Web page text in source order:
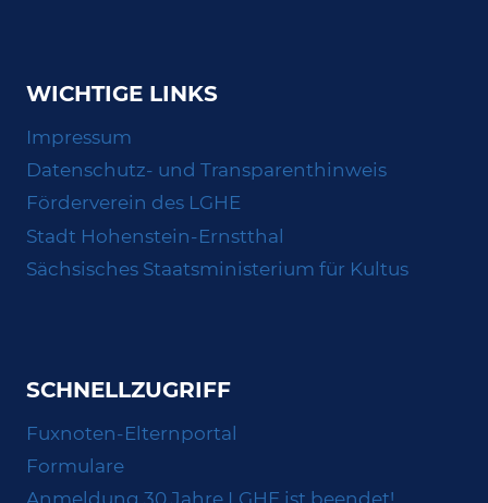
WICHTIGE LINKS
Impressum
Datenschutz- und Transparenthinweis
Förderverein des LGHE
Stadt Hohenstein-Ernstthal
Sächsisches Staatsministerium für Kultus
SCHNELLZUGRIFF
Fuxnoten-Elternportal
Formulare